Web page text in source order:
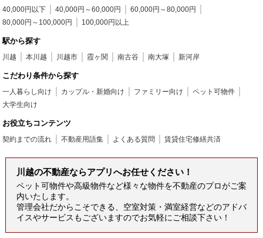
40,000円以下 40,000円～60,000円
60,000円～80,000円
80,000円～100,000円
100,000円以上
駅から探す
川越 本川越 川越市 霞ヶ関 南古谷 南大塚 新河岸
こだわり条件から探す
一人暮らし向け カップル・新婚向け ファミリー向け
ペット可物件
大学生向け
お役立ちコンテンツ
契約までの流れ 不動産用語集 よくある質問 賃貸住宅修繕共済
川越の不動産ならアプリへお任せください！
ペット可物件や高級物件など様々な物件を不動産のプロがご案
内いたします。
管理会社だからこそできる、空室対策・満室経営などのアドバ
イスやサービスもございますのでお気軽にご相談下さい！